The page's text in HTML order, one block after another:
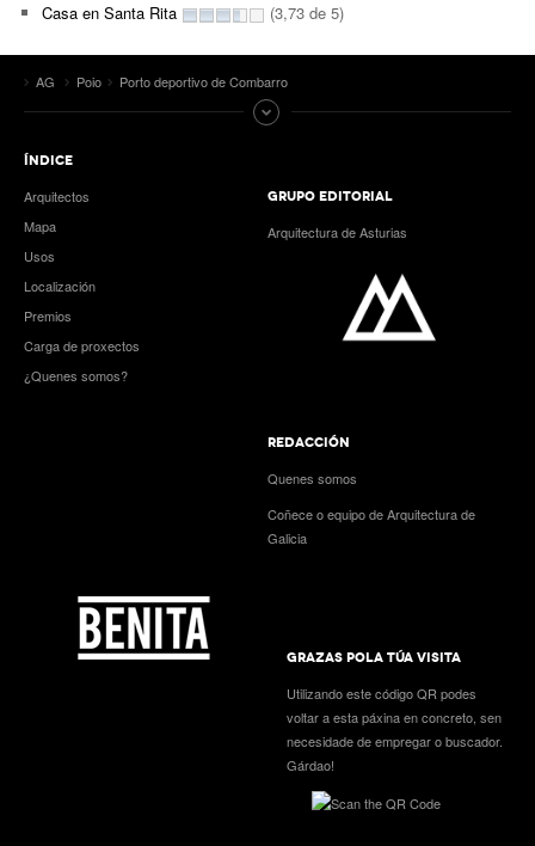
Casa en Santa Rita
(3,73 de 5)
AG Poio Porto deportivo de Combarro
ÍNDICE
Arquitectos
Mapa
Usos
Localización
Premios
Carga de proxectos
¿Quenes somos?
GRUPO EDITORIAL
Arquitectura de Asturias
REDACCIÓN
Quenes somos
Coñece o equipo de Arquitectura de
Galicia
GRAZAS POLA TÚA VISITA
Utilizando este código QR podes
voltar a esta páxina en concreto, sen
necesidade de empregar o buscador.
Gárdao!